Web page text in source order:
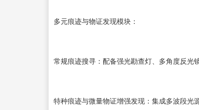
多元痕迹与物证发现模块：
常规痕迹搜寻：配备强光勘查灯、多角度反光
特种痕迹与微量物证增强发现：集成多波段光